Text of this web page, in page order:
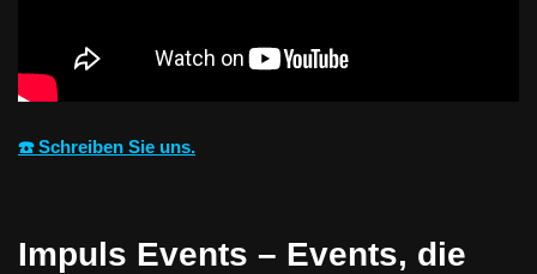
☎️ Schreiben Sie uns.
Impuls Events – Events, die